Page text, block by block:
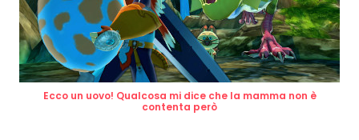
Ecco un uovo! Qualcosa mi dice che la mamma non è
contenta però